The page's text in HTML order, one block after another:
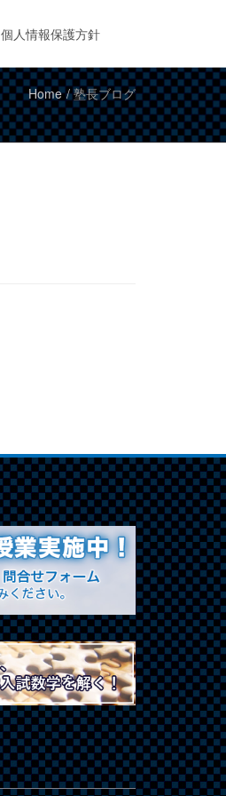
個人情報保護方針
Home 塾長ブログ